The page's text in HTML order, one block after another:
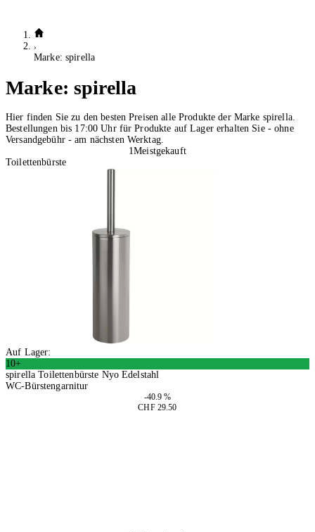
Marke: spirella
Marke: spirella
Hier finden Sie zu den besten Preisen alle Produkte der Marke spirella.
Bestellungen bis 17:00 Uhr für Produkte auf Lager erhalten Sie - ohne
Versandgebühr - am nächsten Werktag.
1Meistgekauft
Toilettenbürste
Auf Lager:
10+
spirella Toilettenbürste Nyo Edelstahl
WC-Bürstengarnitur
-40.9 %
CHF 29.50